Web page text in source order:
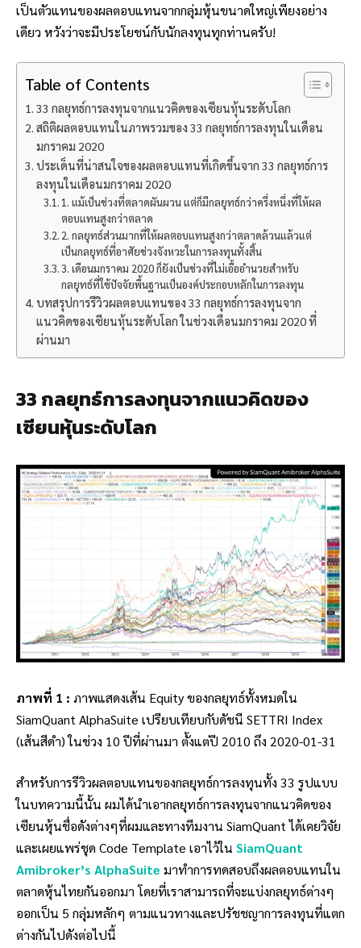
เป็นตัวแทนของผลตอบแทนจากกลุ่มหุ้นขนาดใหญ่เพียงอย่าง
เดียว หวังว่าจะมีประโยชน์กับนักลงทุนทุกท่านครับ!
Table of Contents
33 กลยุทธ์การลงทุนจากแนวคิดของเซียนหุ้นระดับโลก
สถิติผลตอบแทนในภาพรวมของ 33 กลยุทธ์การลงทุนในเดือน
มกราคม 2020
ประเด็นที่น่าสนใจของผลตอบแทนที่เกิดขึ้นจาก 33 กลยุทธ์การ
ลงทุนในเดือนมกราคม 2020
1. แม้เป็นช่วงที่ตลาดผันผวน แต่ก็มีกลยุทธ์กว่าครึ่งหนึ่งที่ให้ผล
ตอบแทนสูงกว่าตลาด
2. กลยุทธ์ส่วนมากที่ให้ผลตอบแทนสูงกว่าตลาดล้วนแล้วแต่
เป็นกลยุทธ์ที่อาศัยช่วงจังหวะในการลงทุนทั้งสิ้น
3. เดือนมกราคม 2020 ก็ยังเป็นช่วงที่ไม่เอื้ออำนวยสำหรับ
กลยุทธ์ที่ใช้ปัจจัยพื้นฐานเป็นองค์ประกอบหลักในการลงทุน
บทสรุปการรีวิวผลตอบแทนของ 33 กลยุทธ์การลงทุนจาก
แนวคิดของเซียนหุ้นระดับโลก ในช่วงเดือนมกราคม 2020 ที่
ผ่านมา
33 กลยุทธ์การลงทุนจากแนวคิดของ
เซียนหุ้นระดับโลก
ภาพที่ 1 : ภาพแสดงเส้น Equity ของกลยุทธ์ทั้งหมดใน
SiamQuant AlphaSuite เปรียบเทียบกับดัชนี SETTRI Index
(เส้นสีดำ) ในช่วง 10 ปีที่ผ่านมา ตั้งแต่ปี 2010 ถึง 2020-01-31
สำหรับการรีวิวผลตอบแทนของกลยุทธ์การลงทุนทั้ง 33 รูปแบบ
ในบทความนี้นั้น ผมได้นำเอากลยุทธ์การลงทุนจากแนวคิดของ
เซียนหุ้นชื่อดังต่างๆที่ผมและทางทีมงาน SiamQuant ได้เคยวิจัย
และเผยแพร่ชุด Code Template เอาไว้ใน SiamQuant
Amibroker’s AlphaSuite มาทำการทดสอบถึงผลตอบแทนใน
ตลาดหุ้นไทยกันออกมา โดยที่เราสามารถที่จะแบ่งกลยุทธ์ต่างๆ
ออกเป็น 5 กลุ่มหลักๆ ตามแนวทางและปรัชชญาการลงทุนที่แตก
ต่างกันไปดังต่อไปนี้